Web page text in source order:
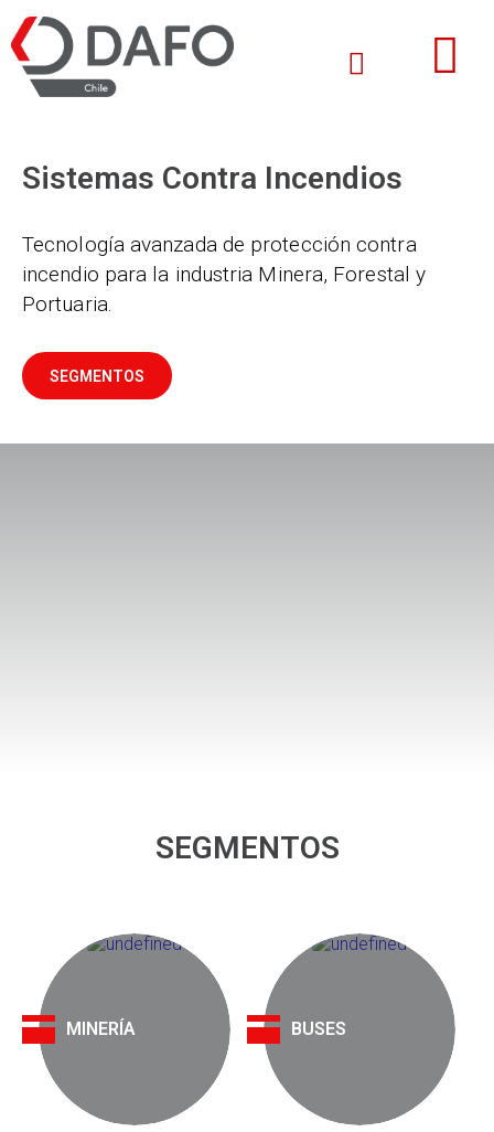
Sistemas Contra Incendios
Tecnología avanzada de protección contra
incendio para la industria Minera, Forestal y
Portuaria.
SEGMENTOS
SEGMENTOS
MINERÍA BUSES